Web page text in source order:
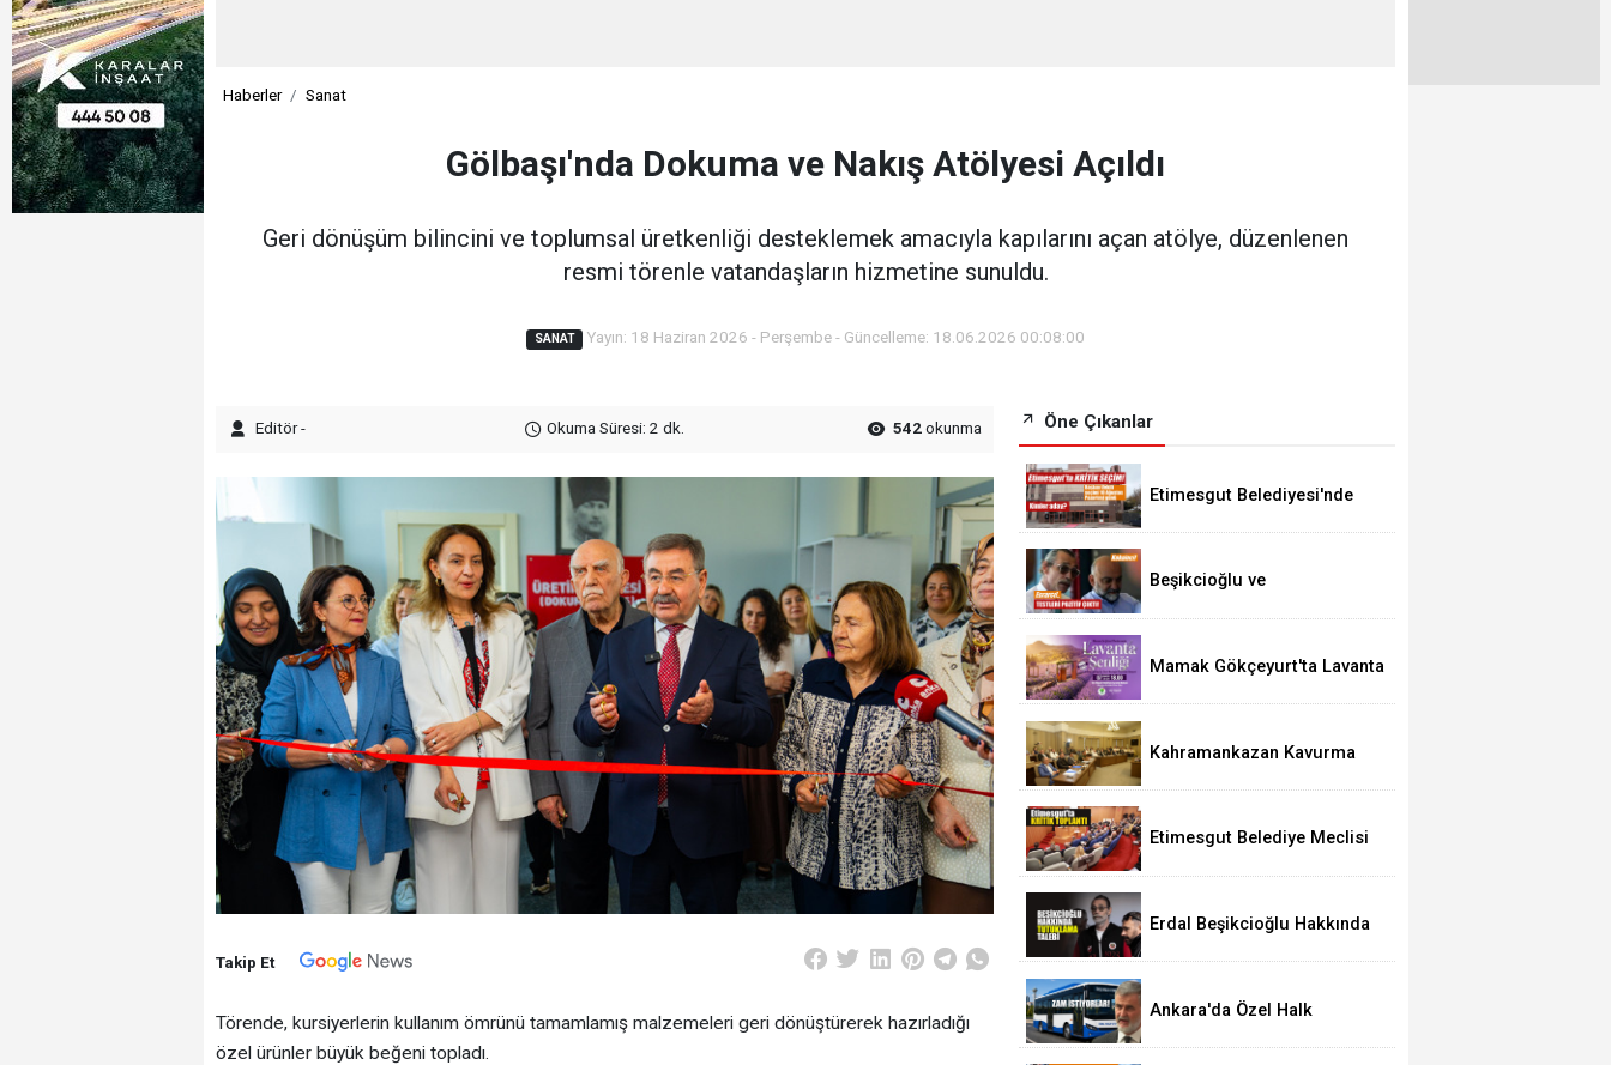
Haberler Sanat
Gölbaşı'nda Dokuma ve Nakış Atölyesi Açıldı
Geri dönüşüm bilincini ve toplumsal üretkenliği desteklemek amacıyla kapılarını açan atölye, düzenlenen
resmi törenle vatandaşların hizmetine sunuldu.
SANAT Yayın: 18 Haziran 2026 - Perşembe - Güncelleme: 18.06.2026 00:08:00
Editör - Okuma Süresi: 2 dk. 542okunma
Takip Et
Törende, kursiyerlerin kullanım ömrünü tamamlamış malzemeleri geri dönüştürerek hazırladığı
özel ürünler büyük beğeni topladı.
Öne Çıkanlar
Etimesgut Belediyesi'nde
Beşikcioğlu ve
Pozitif Çıktı
Mamak Gökçeyurt'ta Lavanta
Kahramankazan Kavurma
Etimesgut Belediye Meclisi
Erdal Beşikcioğlu Hakkında
Ankara'da Özel Halk